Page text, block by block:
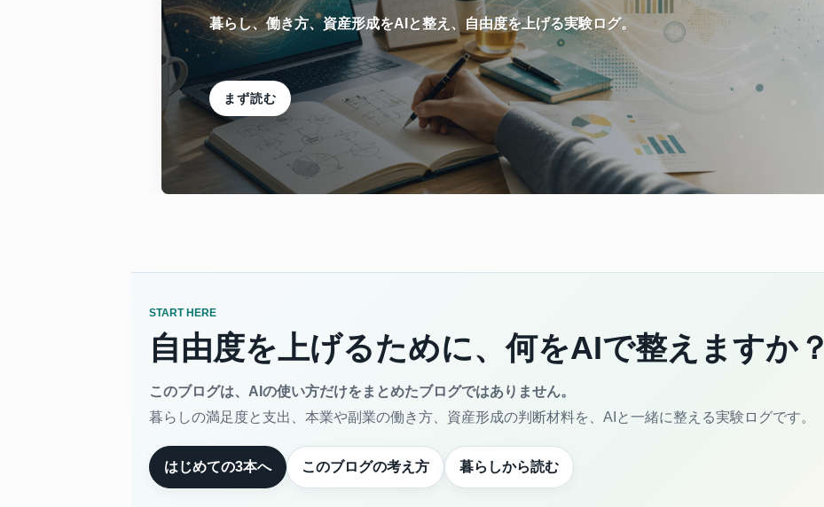
暮らし、働き方、資産形成をAIと整え、自由度を上げる実験ログ。
まず読む
START HERE
自由度を上げるために、何をAIで整えますか？
このブログは、AIの使い方だけをまとめたブログではありません。
暮らしの満足度と支出、本業や副業の働き方、資産形成の判断材料を、AIと一緒に整える実験ログです。
はじめての3本へ このブログの考え方 暮らしから読む